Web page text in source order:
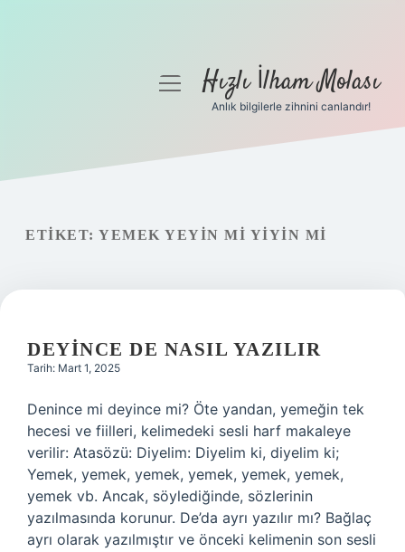
Gizlilik Politikası
menüyüHızlı İlham Molası
Anlık bilgilerle zihnini canlandır!
ETIKET: YEMEK YEYIN MI YIYIN MI
DEYINCE DE NASIL YAZILIR
Tarih: Mart 1, 2025
Denince mi deyince mi? Öte yandan, yemeğin tek
hecesi ve fiilleri, kelimedeki sesli harf makaleye
verilir: Atasözü: Diyelim: Diyelim ki, diyelim ki;
Yemek, yemek, yemek, yemek, yemek, yemek,
yemek vb. Ancak, söylediğinde, sözlerinin
yazılmasında korunur. De’da ayrı yazılır mı? Bağlaç
ayrı olarak yazılmıştır ve önceki kelimenin son sesli